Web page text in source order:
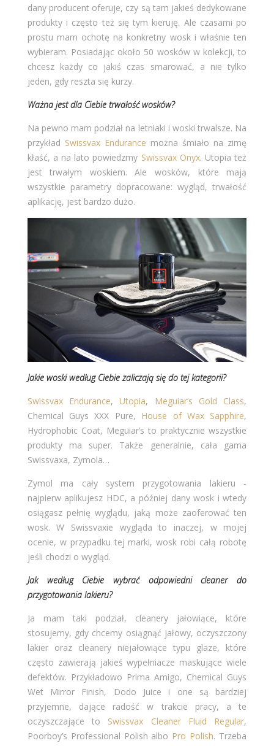
dany producent oferuje, czy są tam jakieś dedykowane
produkty i często też się tym kieruję. Ale czasami po
prostu mam ochotę na konkretny wosk i właśnie ten
wybieram. Posiadając około 50 wosków w kolekcji, to
chcesz każdy co jakiś czas smarować, a nie tylko
jeden, gdy reszta się kurzy.
Ważna jest dla Ciebie trwałość wosków?
Na pewno mam podział na letniaki i woski trwalsze. Na
przykład Swissvax Endurance można śmiało na zimę
kłaść, a na lato powiedzmy Swissvax Onyx. Utopia też
jest trwałym woskiem. Ale wosków, które mają
wszystkie parametry dopracowane: wygląd, trwałość
aplikację, jest bardzo dużo.
Jakie woski według Ciebie zaliczają się do tej kategorii?
Swissvax Endurance,Utopia, Meguiar’s Gold Class,
Chemical Guys XXX Pure, House of Wax Sapphire,
Hydrophobic Coat, Meguiar’s to praktycznie wszystkie
produkty ma super. Także generalnie, cała gama
Swissvaxa, Zymola…
Zymol ma cały system przygotowania lakieru -
najpierw aplikujesz HDC, a później dany wosk i wtedy
osiągasz pełnię wyglądu, jaką może zaoferować ten
wosk. W Swissvaxie wygląda to inaczej, w mojej
ocenie, w przypadku tej marki, wosk robi całą robotę
jeśli chodzi o wygląd.
Jak według Ciebie wybrać odpowiedni cleaner do
przygotowania lakieru?
Ja mam taki podział, cleanery jałowiące, które
stosujemy, gdy chcemy osiągnąć jałowy, oczyszczony
lakier oraz cleanery niejałowiące typu glaze, które
często zawierają jakieś wypełniacze maskujące wiele
defektów. Przykładowo Prima Amigo, Chemical Guys
Wet Mirror Finish, Dodo Juice i one są bardziej
przyjemne, dające radość w trakcie pracy, a te
oczyszczające to Swissvax Cleaner Fluid Regular,
Poorboy’s Professional Polish albo Pro Polish. Trzeba